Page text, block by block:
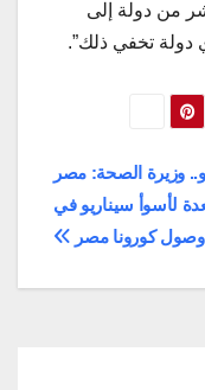
من دولة إلى
دولة تخفي ذلك”.
وزيرة الصحة: مصر
لأسوأ سيناريو في
كورونا مصر